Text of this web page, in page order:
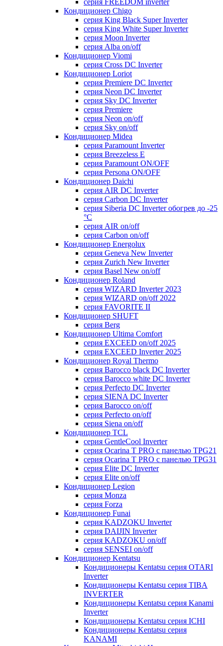
серия FREEDOM inverter
Кондиционер Chigo
серия King Black Super Inverter
серия King White Super Inverter
серия Moon Inverter
серия Alba on/off
Кондиционер Viomi
серия Cross DC Inverter
Кондиционер Loriot
серия Premiere DC Inverter
серия Neon DC Inverter
серия Sky DC Inverter
серия Premiere
серия Neon on/off
серия Sky on/off
Кондиционер Midea
серия Paramount Inverter
серия Breezeless E
серия Paramount ON/OFF
серия Persona ON/OFF
Кондиционер Daichi
серия AIR DC Inverter
серия Carbon DC Inverter
серия Siberia DC Inverter обогрев до -25
°С
серия AIR on/off
серия Carbon on/off
Кондиционер Energolux
серия Geneva New Inverter
серия Zurich New Inverter
серия Basel New on/off
Кондиционер Roland
серия WIZARD Inverter 2023
серия WIZARD on/off 2022
серия FAVORITE II
Кондиционер SHUFT
серия Berg
Кондиционер Ultima Comfort
серия EXCEED on/off 2025
серия EXCEED Inverter 2025
Кондиционер Royal Thermo
серия Barocco black DC Inverter
серия Barocco white DC Inverter
серия Perfecto DC Inverter
серия SIENA DC Inverter
серия Barocco on/off
серия Perfecto on/off
серия Siena on/off
Кондиционер TCL
серия GentleCool Inverter
серия Ocarina T PRO c панелью TPG21
серия Ocarina T PRO c панелью TPG31
серия Elite DC Inverter
серия Elite on/off
Кондиционер Legion
серия Monza
серия Forza
Кондиционер Funai
серия KADZOKU Inverter
серия DAIJIN Inverter
серия KADZOKU on/off
серия SENSEI on/off
Кондиционер Kentatsu
Кондиционеры Kentatsu серия OTARI
Inverter
Кондиционеры Kentatsu серия TIBA
INVERTER
Кондиционеры Kentatsu серия Kanami
Inverter
Кондиционеры Kentatsu серия ICHI
Кондиционеры Kentatsu серия
KANAMI